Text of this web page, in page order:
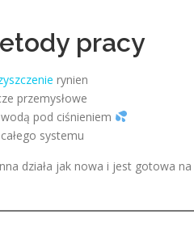
pracy
rynien
przemysłowe
pod ciśnieniem
systemu
działa jak nowa i jest gotowa